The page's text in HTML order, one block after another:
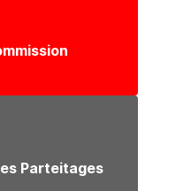
Parteitages